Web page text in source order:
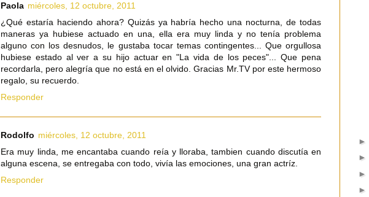
Paola miércoles, 12 octubre, 2011
¿Qué estaría haciendo ahora? Quizás ya habría hecho una nocturna, de todas
maneras ya hubiese actuado en una, ella era muy linda y no tenía problema
alguno con los desnudos, le gustaba tocar temas contingentes... Que orgullosa
hubiese estado al ver a su hijo actuar en "La vida de los peces"... Que pena
recordarla, pero alegría que no está en el olvido. Gracias Mr.TV por este hermoso
regalo, su recuerdo.
Responder
Rodolfo miércoles, 12 octubre, 2011
Era muy linda, me encantaba cuando reía y lloraba, tambien cuando discutía en
alguna escena, se entregaba con todo, vivía las emociones, una gran actríz.
Responder
►
►
►
►